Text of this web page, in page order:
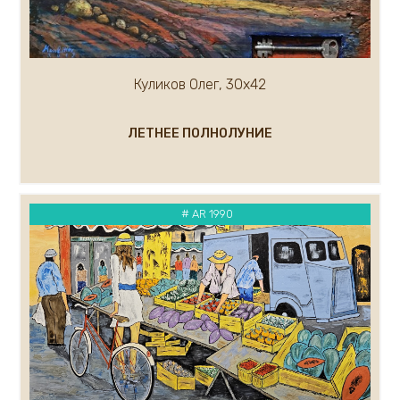
Куликов Олег, 30х42
ЛЕТНЕЕ ПОЛНОЛУНИЕ
# AR 1990